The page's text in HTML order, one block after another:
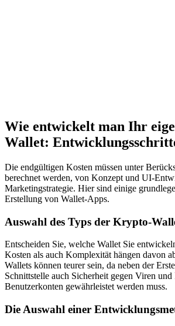
Wie entwickelt man Ihr
Wallet:
Die endgültigen Kosten müssen unter
berechnet werden, von Konzept und UI-
Marketingstrategie. Hier sind einige
Erstellung von Wallet-Apps.
Auswahl des Typs der Krypto-
Entscheiden Sie, welche Wallet Sie
Kosten als auch Komplexität hängen davon
Wallets können teurer sein, da neben der
Schnittstelle auch Sicherheit gegen Viren
Benutzerkonten gewährleistet werden muss.
Die Auswahl einer